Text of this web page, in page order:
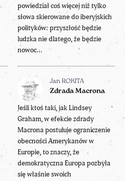
powiedział coś więcej niż tylko
słowa skierowane do iberyjskich
polityków: przyszłość będzie
ludzka nie dlatego, że będzie
nowoc...
Jan ROKITA
Zdrada Macrona
Jeśli ktoś taki, jak Lindsey
Graham, w efekcie zdrady
Macrona postuluje ograniczenie
obecności Amerykanów w
Europie, to znaczy, że
demokratyczna Europa pozbyła
się właśnie swoich